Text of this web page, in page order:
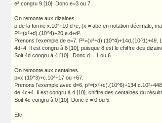
e² congru 9 [10]. Donc e=3 ou 7.
On remonte aux dizaines.
p de la forme x.10²+10.d+e, (x = abc en notation décimale,
P²=(x²+d).(10^4)+20.e.d+d².
Prenons l’exemple de e=7.
4d+4. Il est congru à 8 [10], puisque 8 est le chiffre des
Soit 4d congru à 4 [10]. Donc d = 1 ou 6.
On remonte aux centaines.
p=x.(10^3)+c.10²+17 ou +67.
Prenons l’exemple avec d=6.
de 4c+4. Il est congru à 4 [10], chiffre des centaines du
Soit 4c congru à 0 [10]. Donc c = 0 ou 5.
Etc.